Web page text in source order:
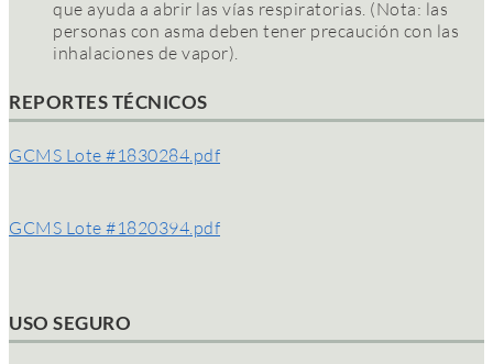
que ayuda a abrir las vías respiratorias. (Nota: las
personas con asma deben tener precaución con las
inhalaciones de vapor).
REPORTES TÉCNICOS
GCMS Lote #1830284.pdf
GCMS Lote #1820394.pdf
USO SEGURO